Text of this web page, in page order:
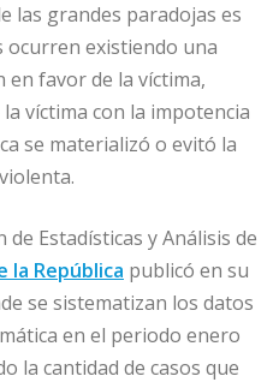
las grandes paradojas es
ocurren existiendo una
favor de la víctima,
víctima con la impotencia
se materializó o evitó la
Estadísticas y Análisis de
la República publicó en su
se sistematizan los datos
en el periodo enero
la cantidad de casos que